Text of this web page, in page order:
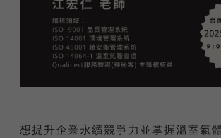
想提升企業永續競爭力並掌握溫室氣